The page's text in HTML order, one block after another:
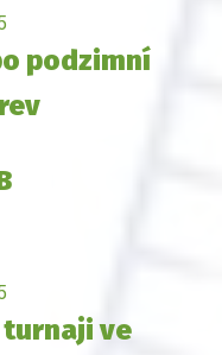
podzimní
turnaji ve